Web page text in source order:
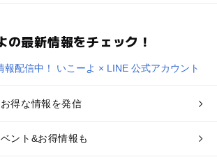
の最新情報をチェック！
得な情報を発信
ント&お得情報も